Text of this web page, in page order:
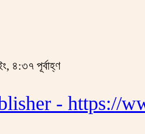
৪:৩৭ পূর্বাহ্ণ
- https://